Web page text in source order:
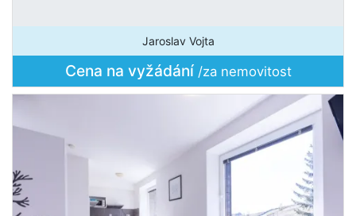
Jaroslav Vojta
Cena na vyžádání /za nemovitost